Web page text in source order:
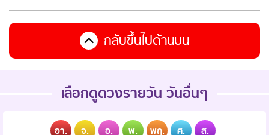
กลับขึ้นไปด้านบน
เลือกดูดวงรายวัน วันอื่นๆ
อา. จ. อ. พ. พฤ. ศ. ส.